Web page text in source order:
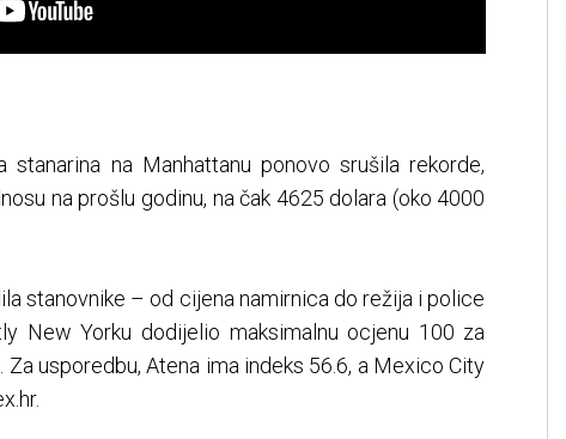
stanarina na Manhattanu ponovo srušila rekorde,
na prošlu godinu, na čak 4625 dolara (oko 4000
stanovnike – od cijena namirnica do režija i police
New Yorku dodijelio maksimalnu ocjenu 100 za
usporedbu, Atena ima indeks 56.6, a Mexico City